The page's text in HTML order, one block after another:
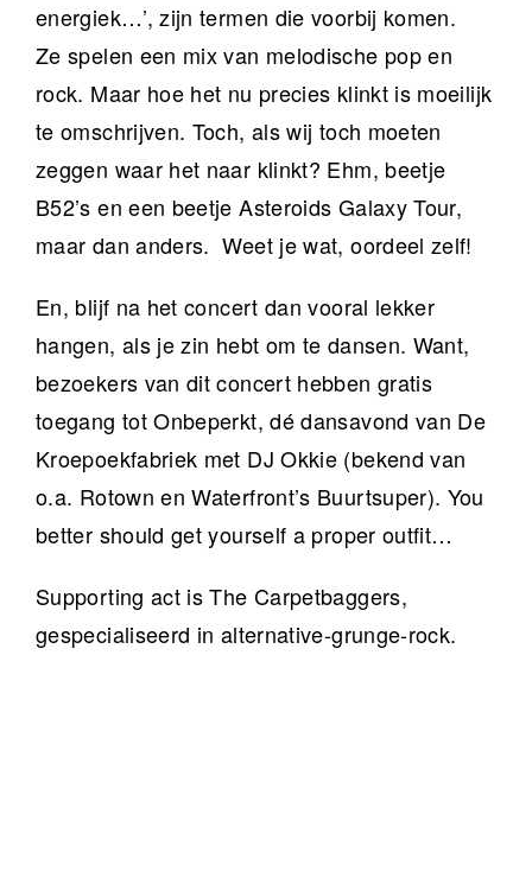
energiek…’, zijn termen die voorbij komen.
Ze spelen een mix van melodische pop en
rock. Maar hoe het nu precies klinkt is moeilijk
te omschrijven. Toch, als wij toch moeten
zeggen waar het naar klinkt? Ehm, beetje
B52’s en een beetje Asteroids Galaxy Tour,
maar dan anders. Weet je wat, oordeel zelf!
En, blijf na het concert dan vooral lekker
hangen, als je zin hebt om te dansen. Want,
bezoekers van dit concert hebben gratis
toegang tot Onbeperkt, dé dansavond van De
Kroepoekfabriek met DJ Okkie (bekend van
o.a. Rotown en Waterfront’s Buurtsuper). You
better should get yourself a proper outfit…
Supporting act is The Carpetbaggers,
gespecialiseerd in alternative-grunge-rock.